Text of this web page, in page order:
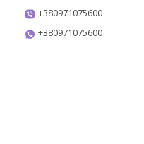
+380971075600
+380971075600